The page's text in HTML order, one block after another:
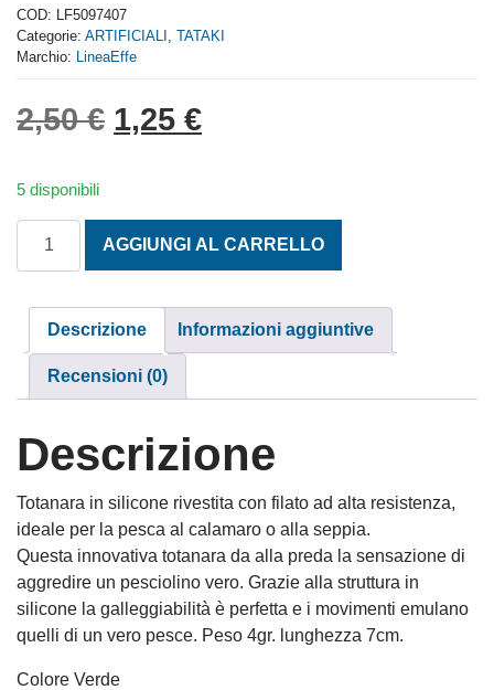
out
of
5
COD:
LF5097407
Categorie: ARTIFICIALI
TATAKI
Marchio:
LineaEffe
2,50€ Il prezzo originale era:
1,25 €Il prezzo attuale è:
5 disponibili
AGGIUNGI AL CARRELLO
Descrizione Informazioni aggiuntive
Recensioni (0)
Descrizione
Totanara in silicone rivestita con filato ad alta resistenza,
ideale per la pesca al calamaro o alla seppia.
Questa innovativa totanara da alla preda la sensazione di
aggredire un pesciolino vero. Grazie alla struttura in
silicone la galleggiabilità è perfetta e i movimenti emulano
quelli di un vero pesce. Peso 4gr. lunghezza 7cm.
Colore Verde